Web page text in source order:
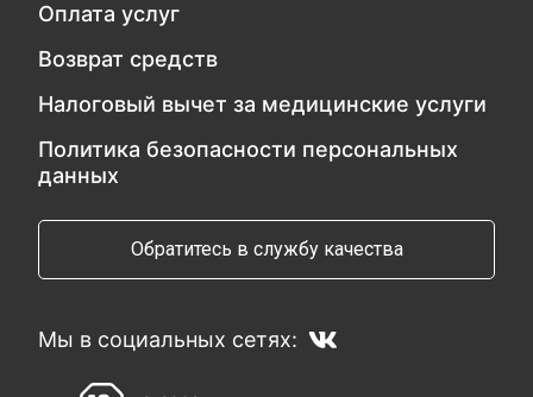
Оплата услуг
Возврат средств
Налоговый вычет за медицинские услуги
Политика безопасности персональных
данных
Обратитесь в службу качества
Мы в социальных сетях: